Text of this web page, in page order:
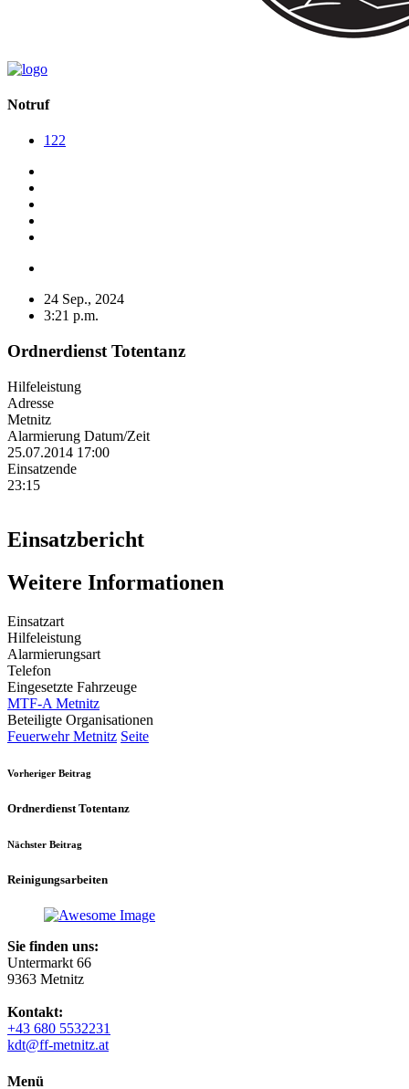
Notruf
122
24 Sep., 2024
3:21 p.m.
Ordnerdienst Totentanz
Hilfeleistung
Adresse
Metnitz
Alarmierung Datum/Zeit
25.07.2014 17:00
Einsatzende
23:15
Einsatzbericht
Weitere Informationen
Einsatzart
Hilfeleistung
Alarmierungsart
Telefon
Eingesetzte Fahrzeuge
MTF-A Metnitz
Beteiligte Organisationen
Feuerwehr Metnitz Seite
Vorheriger Beitrag
Ordnerdienst Totentanz
Nächster Beitrag
Reinigungsarbeiten
Sie finden uns:
Untermarkt 66
9363 Metnitz
Kontakt:
+43 680 5532231
kdt@ff-metnitz.at
Menü